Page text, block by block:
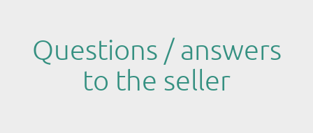
Questions / answers
to the seller